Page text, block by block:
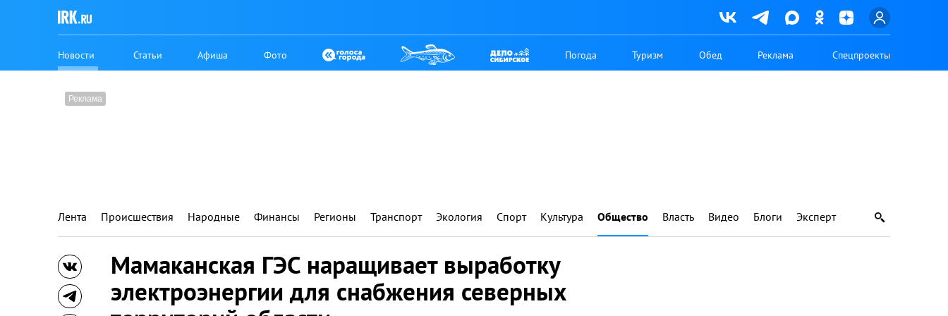
Новости Статьи Афиша Фото Погода Туризм Обед Реклама Спецпроекты
Лента Происшествия Народные Финансы Регионы Транспорт Экология Спорт Культура Общество Власть Видео Блоги Эксперт
Мамаканская ГЭС наращивает выработку
электроэнергии для снабжения северных